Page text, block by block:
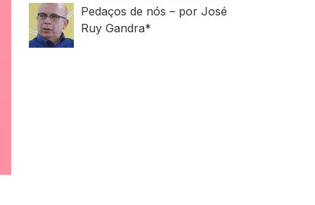
Pedaços de nós – por José
Ruy Gandra*